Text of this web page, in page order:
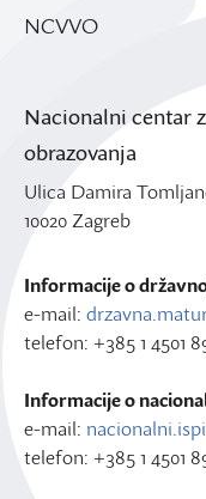
NCVVO
Nacionalni centar
obrazovanja
Ulica Damira
10020 Zagreb
Informacije o
e-mail:
telefon: +385 1 4501
Informacije o
e-mail:
telefon: +385 1 4501